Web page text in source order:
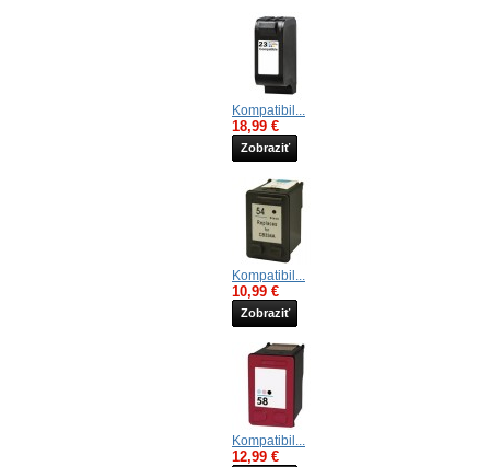
Kompatibil...
18,99 €
Zobraziť
Kompatibil...
10,99 €
Zobraziť
Kompatibil...
12,99 €